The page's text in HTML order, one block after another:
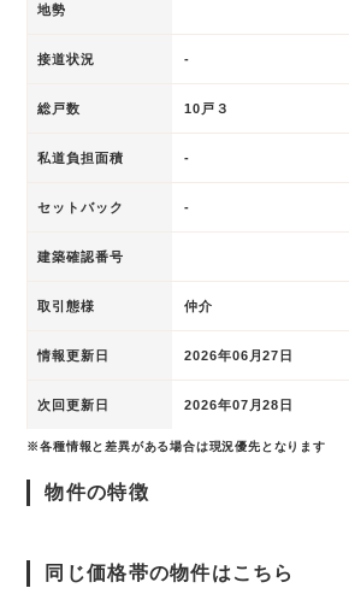
地勢
接道状況 -
総戸数 10戸３
私道負担面積 -
セットバック -
建築確認番号
取引態様 仲介
情報更新日 2026年06月27日
次回更新日 2026年07月28日
※各種情報と差異がある場合は現況優先となります
物件の特徴
同じ価格帯の物件はこちら